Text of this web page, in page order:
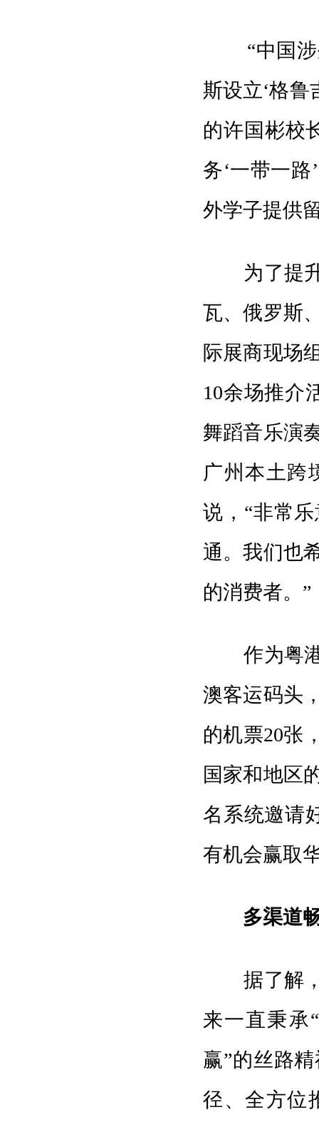
“中国涉外
斯设立‘格鲁
的许国彬校
务‘一带一
外学子提供
为了提升
瓦、俄罗斯
际展商现场
10余场推介
舞蹈音乐演
广州本土
说，“非常
通。我们也
的消费者。”
作为粤港
澳客运码头
的机票20张
国家和地区
名系统邀请
有机会赢取
多渠道
据了解，
来一直秉承
赢”的丝路
径、全方位